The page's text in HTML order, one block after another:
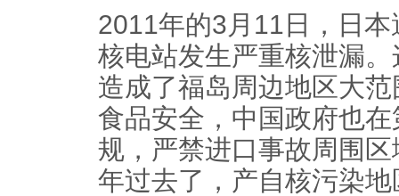
2011年的3月11日，日
核电站发生严重核泄漏
造成了福岛周边地区大
食品安全，中国政府也
规，严禁进口事故周围
年过去了，产自核污染